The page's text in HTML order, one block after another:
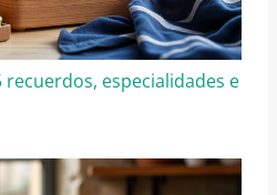
recuerdos, especialidades e